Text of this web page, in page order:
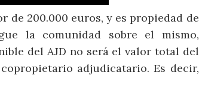
de 200.000 euros, y es propiedad de
la comunidad sobre el mismo,
del AJD no será el valor total del
adjudicatario. Es decir,